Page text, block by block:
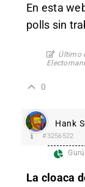
En esta
polls sin
Último
0
Hank
#3256522
La cloaca